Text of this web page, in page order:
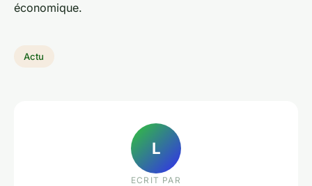
économique.
Actu
L
ECRIT PAR